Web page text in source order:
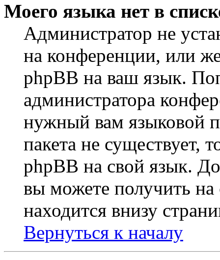
Моего языка нет в
Администратор не
на конференции, или
phpBB на ваш язык.
администратора
нужный вам языковой
пакета не существует,
phpBB на свой язык.
вы можете получить на
находится внизу
Вернуться к началу